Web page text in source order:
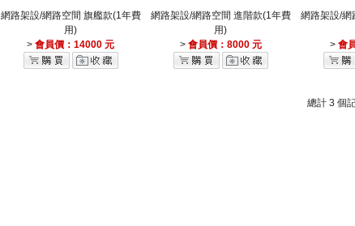
網路架設/網路空間 旗艦款(1年費
用)
> 會員價：14000 元
網路架設/網路空間 進階款(1年費
用)
> 會員價：8000 元
網路架設/網
> 會
總計 3 個